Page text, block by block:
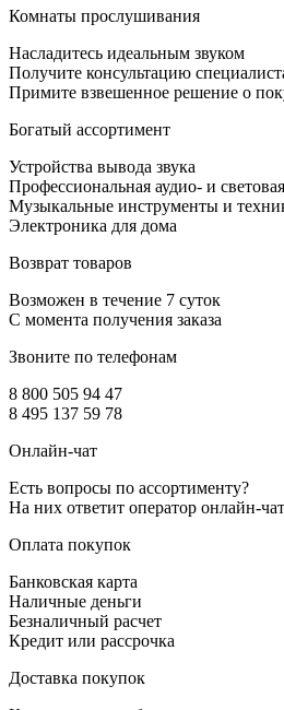
Комнаты прослушивания
Насладитесь идеальным звуком
Получите консультацию
Примите взвешенное решение о
Богатый ассортимент
Устройства вывода звука
Профессиональная аудио- и
Музыкальные инструменты и
Электроника для дома
Возврат товаров
Возможен в течение 7 суток
С момента получения заказа
Звоните по телефонам
8 800 505 94 47
8 495 137 59 78
Онлайн-чат
Есть вопросы по ассортименту?
На них ответит оператор онлайн-
Оплата покупок
Банковская карта
Наличные деньги
Безналичный расчет
Кредит или рассрочка
Доставка покупок